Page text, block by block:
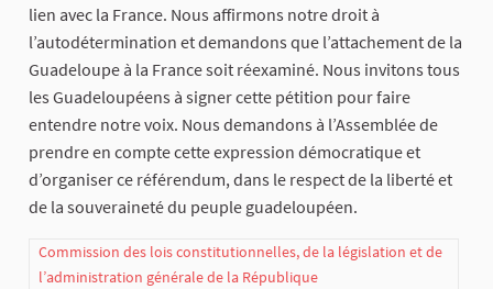
lien avec la France. Nous affirmons notre droit à
l’autodétermination et demandons que l’attachement de la
Guadeloupe à la France soit réexaminé. Nous invitons tous
les Guadeloupéens à signer cette pétition pour faire
entendre notre voix. Nous demandons à l’Assemblée de
prendre en compte cette expression démocratique et
d’organiser ce référendum, dans le respect de la liberté et
de la souveraineté du peuple guadeloupéen.
Commission des lois constitutionnelles, de la législation et de
l’administration générale de la République